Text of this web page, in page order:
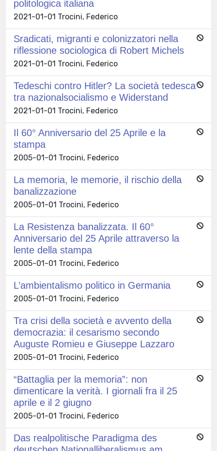
politologica italiana
2021-01-01 Trocini, Federico
Sradicati, migranti e colonizzatori nella
riflessione sociologica di Robert Michels
2021-01-01 Trocini, Federico
Tedeschi contro Hitler? La società tedesca
tra nazionalsocialismo e Widerstand
2021-01-01 Trocini, Federico
Il 60° Anniversario del 25 Aprile e la
stampa
2005-01-01 Trocini, Federico
La memoria, le memorie, il rischio della
banalizzazione
2005-01-01 Trocini, Federico
La Resistenza banalizzata. Il 60°
Anniversario del 25 Aprile attraverso la
lente della stampa
2005-01-01 Trocini, Federico
L’ambientalismo politico in Germania
2005-01-01 Trocini, Federico
Tra crisi della società e avvento della
democrazia: il cesarismo secondo
Auguste Romieu e Giuseppe Lazzaro
2005-01-01 Trocini, Federico
“Battaglia per la memoria”: non
dimenticare la verità. I giornali fra il 25
aprile e il 2 giugno
2005-01-01 Trocini, Federico
Das realpolitische Paradigma des